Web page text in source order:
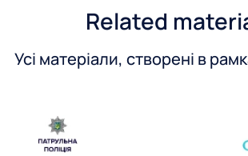
Related
Усі матеріали, створені в